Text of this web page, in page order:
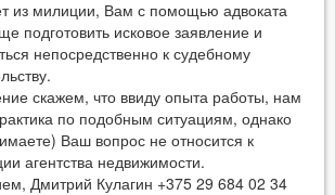
из милиции, Вам с помощью адвоката
подготовить исковое заявление и
непосредственно к судебному
скажем, что ввиду опыта работы, нам
по подобным ситуациям, однако
Ваш вопрос не относится к
агентства недвижимости.
Дмитрий Кулагин +375 29 684 02 34